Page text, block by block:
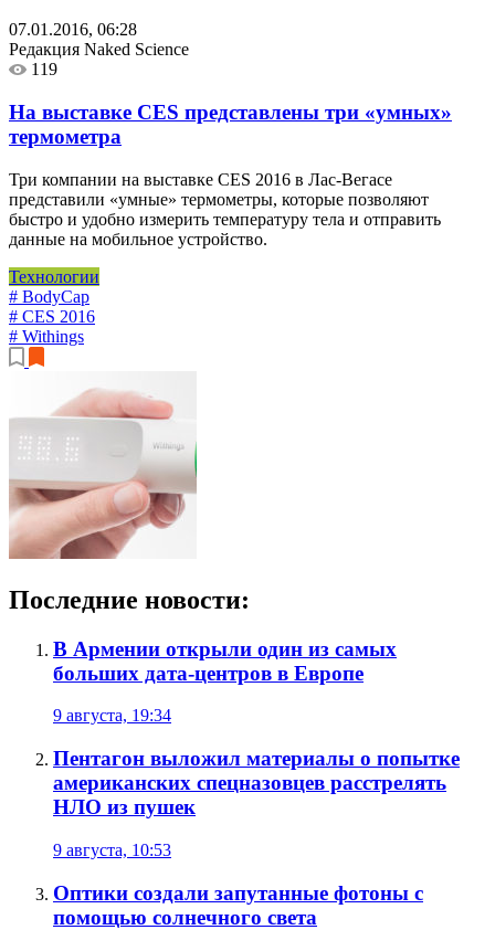
07.01.2016, 06:28
Редакция Naked Science
119
На выставке CES представлены три «умных»
термометра
Три компании на выставке CES 2016 в Лас-Вегасе
представили «умные» термометры, которые позволяют
быстро и удобно измерить температуру тела и отправить
данные на мобильное устройство.
Технологии
# BodyCap
# CES 2016
# Withings
Последние новости:
В Армении открыли один из самых
больших дата-центров в Европе
9 августа, 19:34
Пентагон выложил материалы о попытке
американских спецназовцев расстрелять
НЛО из пушек
9 августа, 10:53
Оптики создали запутанные фотоны с
помощью солнечного света